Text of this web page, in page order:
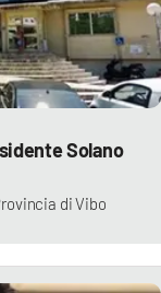
Solano
di Vibo